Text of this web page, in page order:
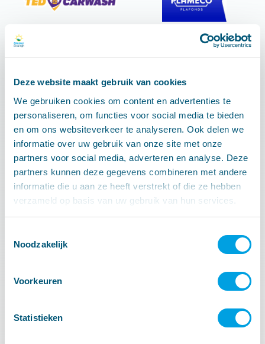
Deze website maakt gebruik van cookies
We gebruiken cookies om content en advertenties te
personaliseren, om functies voor social media te bieden
en om ons websiteverkeer te analyseren. Ook delen we
informatie over uw gebruik van onze site met onze
partners voor social media, adverteren en analyse. Deze
partners kunnen deze gegevens combineren met andere
informatie die u aan ze heeft verstrekt of die ze hebben
verzameld op basis van uw gebruik van hun services.
Noodzakelijk
Voorkeuren
Statistieken